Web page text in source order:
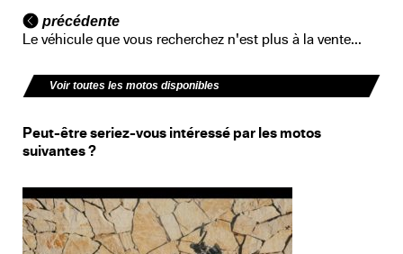
précédente
Le véhicule que vous recherchez n'est plus à la vente...
Voir toutes les motos disponibles
Peut-être seriez-vous intéressé par les motos
suivantes ?